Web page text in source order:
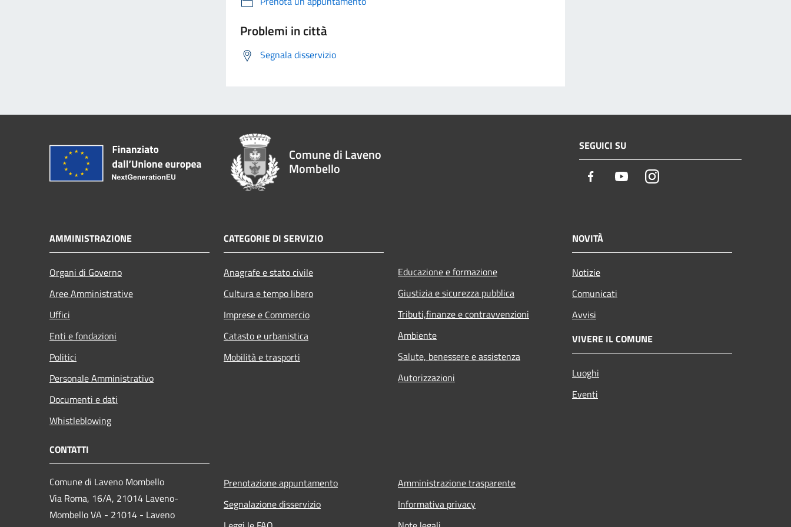
Problemi in città
Segnala disservizio
Comune di Laveno
Mombello
SEGUICI SU
Facebook YoutubeInstagram
AMMINISTRAZIONE
Organi di Governo
Aree Amministrative
Uffici
Enti e fondazioni
Politici
Personale Amministrativo
Documenti e dati
Whistleblowing
CATEGORIE DI SERVIZIO
Anagrafe e stato civile
Cultura e tempo libero
Imprese e Commercio
Catasto e urbanistica
Mobilità e trasporti
Educazione e formazione
Giustizia e sicurezza pubblica
Tributi,finanze e contravvenzioni
Ambiente
Salute, benessere e assistenza
Autorizzazioni
NOVITÀ
Notizie
Comunicati
Avvisi
VIVERE IL COMUNE
Luoghi
Eventi
CONTATTI
Comune di Laveno Mombello
Via Roma, 16/A, 21014 Laveno-
Mombello VA - 21014 - Laveno
Prenotazione appuntamento
Segnalazione disservizio
Amministrazione trasparente
Informativa privacy